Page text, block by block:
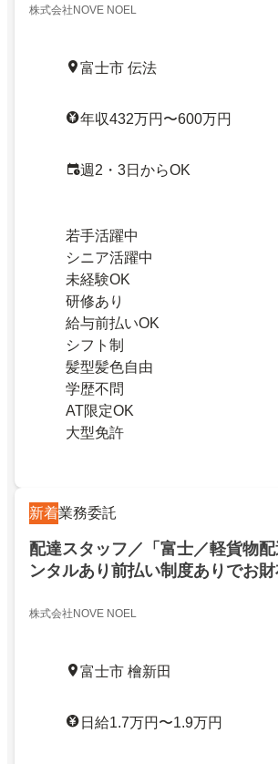
株式会社NOVE NOEL
富士市 伝法
年収432万円〜600万円
週2・3日からOK
若手活躍中
シニア活躍中
未経験OK
研修あり
給与前払いOK
シフト制
髪型髪色自由
学歴不問
AT限定OK
大型免許
新着業務委託
配達スタッフ／「富士／軽貨物
ンタルあり前払い制度ありでお
株式会社NOVE NOEL
富士市 檜新田
日給1.7万円〜1.9万円